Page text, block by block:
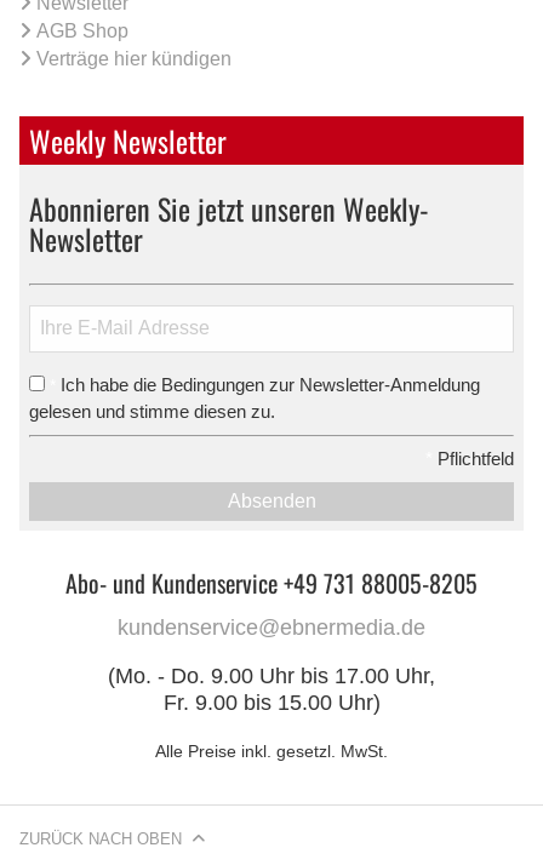
AGB Shop
Verträge hier kündigen
Weekly Newsletter
Abonnieren Sie jetzt unseren Weekly-
Newsletter
Ich habe die Bedingungen zur Newsletter-Anmeldung
gelesen und stimme diesen zu.
Pflichtfeld
Absenden
Abo- und Kundenservice +49 731 88005-8205
kundenservice@ebnermedia.de
(Mo. - Do. 9.00 Uhr bis 17.00 Uhr,
Fr. 9.00 bis 15.00 Uhr)
Alle Preise inkl. gesetzl. MwSt.
ZURÜCK NACH OBEN